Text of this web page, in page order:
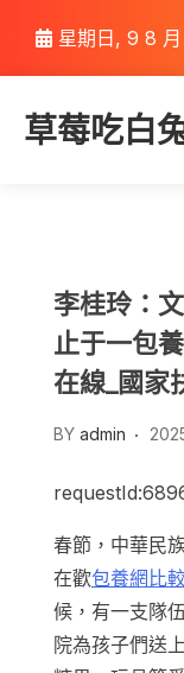
content
星期日, 9 8 月
草莓吃白
李桂玲：
止于一包
在線_國家
BY admin
春節，中華民
在歡包養網比
候，有一支隊
院為孩子們送